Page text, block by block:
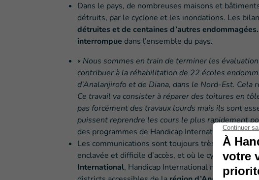
Dans le pays, de nombreuses maisons et
détruits, par le cyclone et les inondations. Les
détruites et de centaines d’autres
interrompue dans l’ensemble du pays.
« Nous sommes en train de terminer les
contribuer à la réhabilitation de 22 écoles
d’Analanjirofo et de Diana, dans le Nord-Est.
Ce travail va consister à réparer des toitures en
pas forcément des travaux lourds mais ils sont
puissent reprendre les cours le plus rapidement
des programmes de Handicap International à
Les communications sont toujours très difficiles
enclavée et difficile d’accès, et où le cyclone a
International, Handicap International mènera à